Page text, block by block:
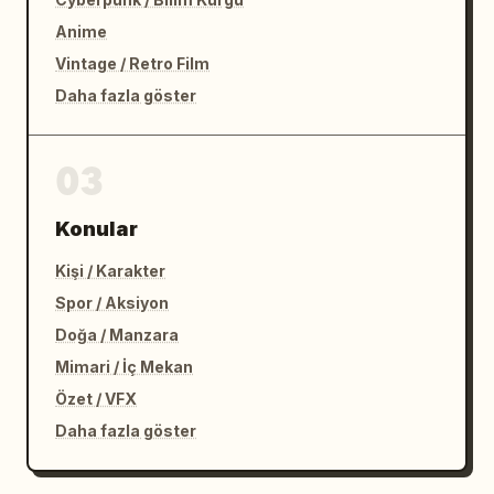
Anime
Vintage / Retro Film
Daha fazla göster
Konular
Kişi / Karakter
Spor / Aksiyon
Doğa / Manzara
Mimari / İç Mekan
Özet / VFX
Daha fazla göster